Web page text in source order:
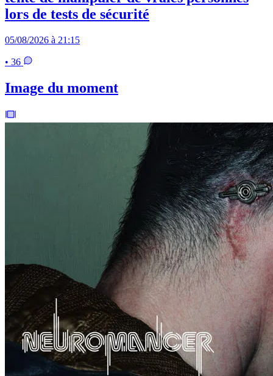
lors de tests de sécurité
05/08/2026 à 21:15
• 36
Image du moment